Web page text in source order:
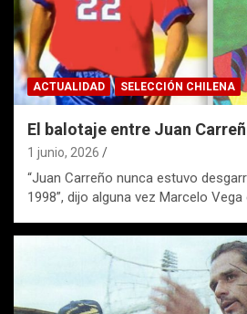
ACTUALIDAD SELECCIÓN CHILENA
El balotaje entre Juan
1 junio, 2026
“Juan Carreño nunca estuvo
1998”, dijo alguna vez Marcelo Vega